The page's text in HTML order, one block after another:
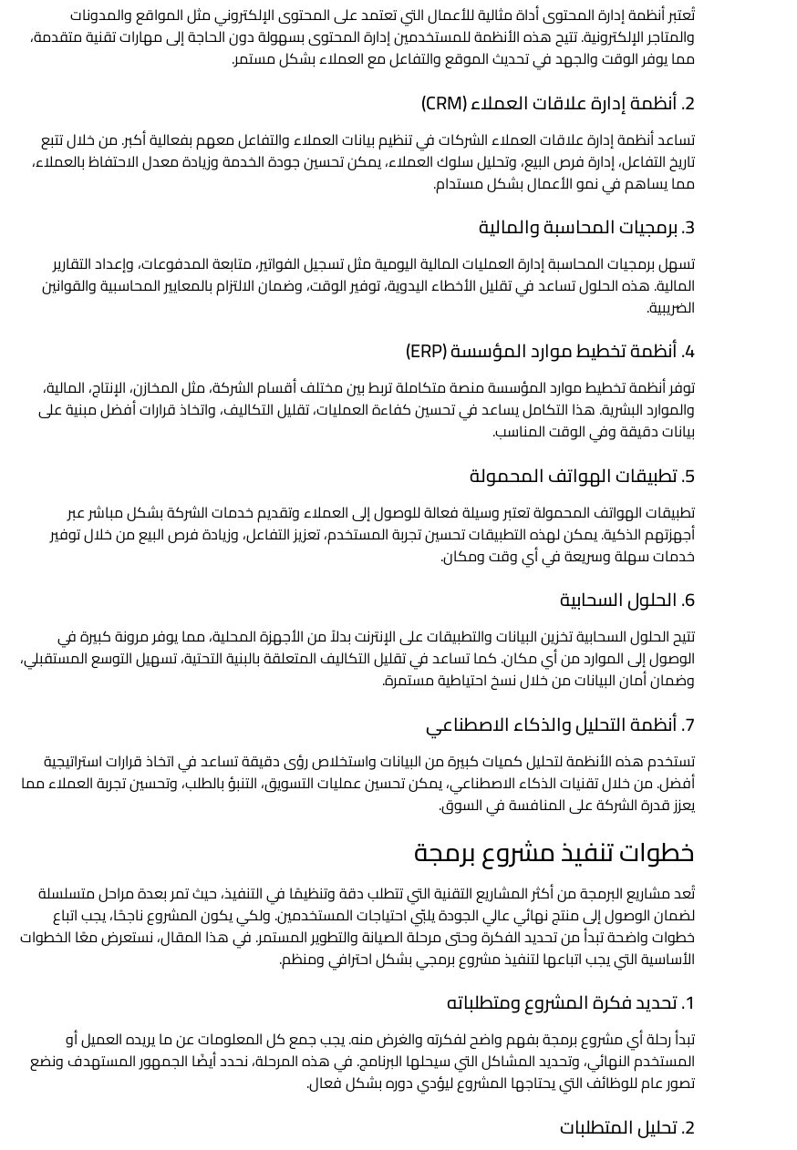
تُعتبر أنظمة إدارة المحتوى أداة مثالية للأعمال التي تعتمد على المحتوى الإلكتروني مثل المواقع والمدونات
والمتاجر الإلكترونية. تتيح هذه الأنظمة للمستخدمين إدارة المحتوى بسهولة دون الحاجة إلى مهارات تقنية متقدمة،
مما يوفر الوقت والجهد في تحديث الموقع والتفاعل مع العملاء بشكل مستمر.
2. أنظمة إدارة علاقات العملاء (CRM)
تساعد أنظمة إدارة علاقات العملاء الشركات في تنظيم بيانات العملاء والتفاعل معهم بفعالية أكبر. من خلال تتبع
تاريخ التفاعل، إدارة فرص البيع، وتحليل سلوك العملاء، يمكن تحسين جودة الخدمة وزيادة معدل الاحتفاظ بالعملاء،
مما يساهم في نمو الأعمال بشكل مستدام.
3. برمجيات المحاسبة والمالية
تسهل برمجيات المحاسبة إدارة العمليات المالية اليومية مثل تسجيل الفواتير، متابعة المدفوعات، وإعداد التقارير
المالية. هذه الحلول تساعد في تقليل الأخطاء اليدوية، توفير الوقت، وضمان الالتزام بالمعايير المحاسبية والقوانين
الضريبية.
4. أنظمة تخطيط موارد المؤسسة (ERP)
توفر أنظمة تخطيط موارد المؤسسة منصة متكاملة تربط بين مختلف أقسام الشركة، مثل المخازن، الإنتاج، المالية،
والموارد البشرية. هذا التكامل يساعد في تحسين كفاءة العمليات، تقليل التكاليف، واتخاذ قرارات أفضل مبنية على
بيانات دقيقة وفي الوقت المناسب.
5. تطبيقات الهواتف المحمولة
تطبيقات الهواتف المحمولة تعتبر وسيلة فعالة للوصول إلى العملاء وتقديم خدمات الشركة بشكل مباشر عبر
أجهزتهم الذكية. يمكن لهذه التطبيقات تحسين تجربة المستخدم، تعزيز التفاعل، وزيادة فرص البيع من خلال توفير
خدمات سهلة وسريعة في أي وقت ومكان.
6. الحلول السحابية
تتيح الحلول السحابية تخزين البيانات والتطبيقات على الإنترنت بدلاً من الأجهزة المحلية، مما يوفر مرونة كبيرة في
الوصول إلى الموارد من أي مكان. كما تساعد في تقليل التكاليف المتعلقة بالبنية التحتية، تسهيل التوسع المستقبلي،
وضمان أمان البيانات من خلال نسخ احتياطية مستمرة.
7. أنظمة التحليل والذكاء الاصطناعي
تستخدم هذه الأنظمة لتحليل كميات كبيرة من البيانات واستخلاص رؤى دقيقة تساعد في اتخاذ قرارات استراتيجية
أفضل. من خلال تقنيات الذكاء الاصطناعي، يمكن تحسين عمليات التسويق، التنبؤ بالطلب، وتحسين تجربة العملاء مما
يعزز قدرة الشركة على المنافسة في السوق.
خطوات تنفيذ مشروع برمجة
تُعد مشاريع البرمجة من أكثر المشاريع التقنية التي تتطلب دقة وتنظيمًا في التنفيذ، حيث تمر بعدة مراحل متسلسلة
لضمان الوصول إلى منتج نهائي عالي الجودة يلبّي احتياجات المستخدمين. ولكي يكون المشروع ناجحًا، يجب اتباع
خطوات واضحة تبدأ من تحديد الفكرة وحتى مرحلة الصيانة والتطوير المستمر. في هذا المقال، نستعرض معًا الخطوات
الأساسية التي يجب اتباعها لتنفيذ مشروع برمجي بشكل احترافي ومنظم.
1. تحديد فكرة المشروع ومتطلباته
تبدأ رحلة أي مشروع برمجة بفهم واضح لفكرته والغرض منه. يجب جمع كل المعلومات عن ما يريده العميل أو
المستخدم النهائي، وتحديد المشاكل التي سيحلها البرنامج. في هذه المرحلة، نحدد أيضًا الجمهور المستهدف ونضع
تصور عام للوظائف التي يحتاجها المشروع ليؤدي دوره بشكل فعال.
2. تحليل المتطلبات